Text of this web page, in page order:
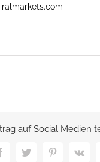
auf Social Medien
TwitterPinterest
Vk